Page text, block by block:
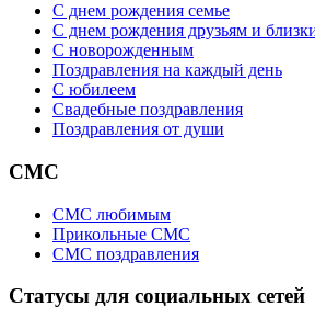
С днем рождения семье
С днем рождения друзьям и
C новорожденным
Поздравления на каждый день
С юбилеем
Свадебные поздравления
Поздравления от души
СМС
СМС любимым
Прикольные СМС
СМС поздравления
Статусы для социальных сетей